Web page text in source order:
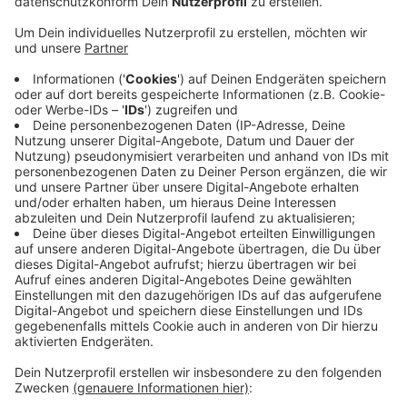
Nachmittag haben die Kriminellen den 84-Jährigen
angerufen und behauptet, sein Sohn sei in einen
schlimmen Verkehrsunfall verwickelt gewesen und
jetzt müsse er für die Behandlung und die Kaution
zahlen. Vor dem Haus des Opfers am Mastweg
fand dann die Übergabe statt. Ein Mann zwischen
40 und 50 Jahren soll das Geld
entgegengenommen haben und dann mit einem
grünen Auto geflüchtet sein. Wer etwas
beobachtet hat, kann sich mit Hinweisen unter der
0202-284-0 bei der Polizei melden. Die Polizei
warnt regelmäßig vor Betrugsmaschen, vor allem
Telefonbetrug. Mehr Infos und Tipps gibt es hier
Veröffentlicht: Freitag, 13.03.2026 12:25
Anzeige